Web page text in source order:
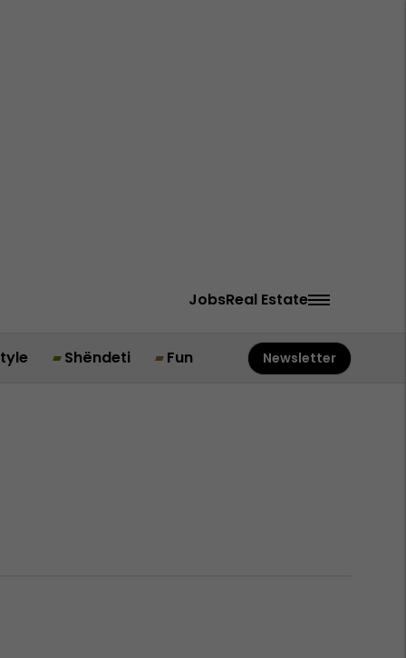
JobsReal Estate
Shëndeti Fun Newsletter